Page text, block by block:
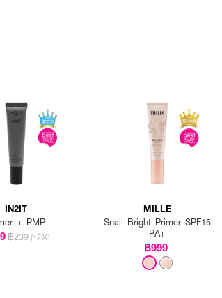
IN2IT
PMP
฿239 (17%)
MILLE
Snail Bright Primer SPF15
PA+
฿999